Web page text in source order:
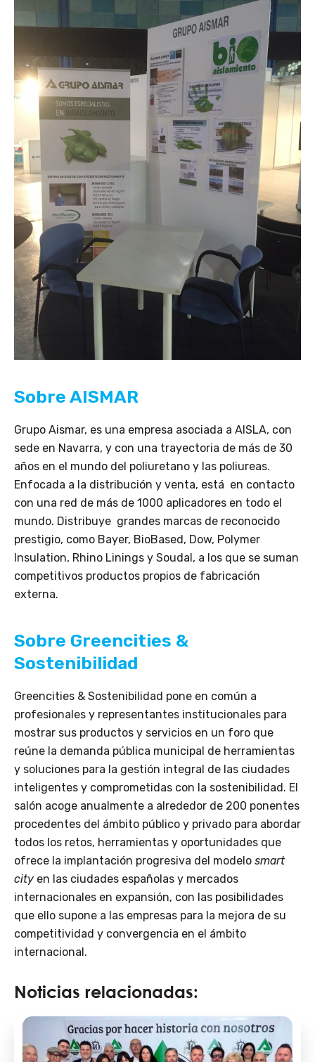
Sobre AISMAR
Grupo Aismar, es una empresa asociada a AISLA, con
sede en Navarra, y con una trayectoria de más de 30
años en el mundo del poliuretano y las poliureas.
Enfocada a la distribución y venta, está en contacto
con una red de más de 1000 aplicadores en todo el
mundo. Distribuye grandes marcas de reconocido
prestigio, como Bayer, BioBased, Dow, Polymer
Insulation, Rhino Linings y Soudal, a los que se suman
competitivos productos propios de fabricación
externa.
Sobre Greencities &
Sostenibilidad
Greencities & Sostenibilidad pone en común a
profesionales y representantes institucionales para
mostrar sus productos y servicios en un foro que
reúne la demanda pública municipal de herramientas
y soluciones para la gestión integral de las ciudades
inteligentes y comprometidas con la sostenibilidad. El
salón acoge anualmente a alrededor de 200 ponentes
procedentes del ámbito público y privado para abordar
todos los retos, herramientas y oportunidades que
ofrece la implantación progresiva del modelo smart
city en las ciudades españolas y mercados
internacionales en expansión, con las posibilidades
que ello supone a las empresas para la mejora de su
competitividad y convergencia en el ámbito
internacional.
Noticias relacionadas: